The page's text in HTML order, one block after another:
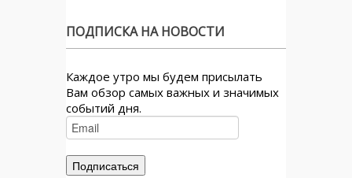
ПОДПИСКА НА НОВОСТИ
Каждое утро мы будем присылать
Вам обзор самых важных и значимых
событий дня.